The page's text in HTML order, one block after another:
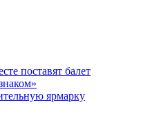
поставят балет
ярмарку